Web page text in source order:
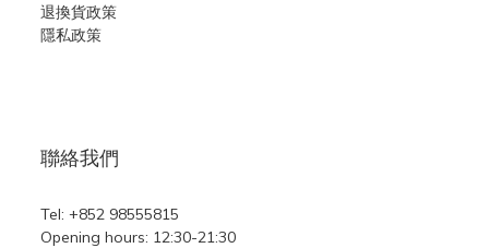
退換貨政策
隱私政策
聯絡我們
Tel: +852 98555815
Opening hours: 12:30-21:30